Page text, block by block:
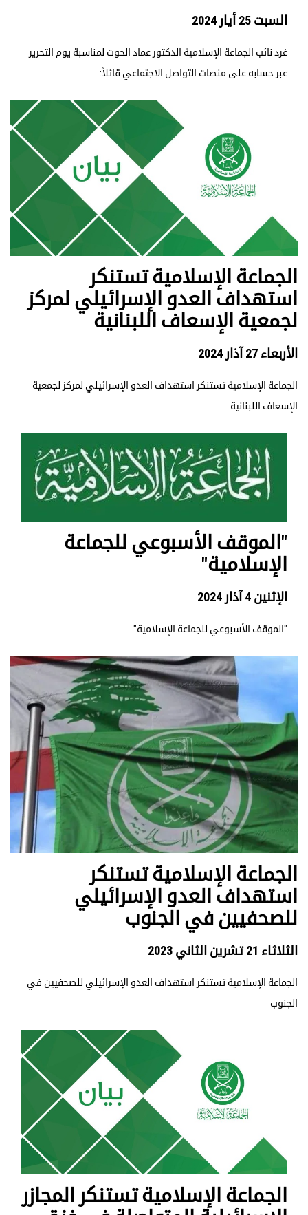
السبت 25 أيار 2024
غرد نائب الجماعة الإسلامية الدكتور عماد الحوت لمناسبة يوم التحرير
عبر حسابه على منصات التواصل الاجتماعي قائلاً:
الجماعة الإسلامية تستنكر
استهداف العدو الإسرائيلي لمركز
لجمعية الإسعاف اللبنانية
الأربعاء 27 آذار 2024
الجماعة الإسلامية تستنكر استهداف العدو الإسرائيلي لمركز لجمعية
الإسعاف اللبنانية
"الموقف الأسبوعي للجماعة
الإسلامية"
الإثنين 4 آذار 2024
"الموقف الأسبوعي للجماعة الإسلامية"
الجماعة الإسلامية تستنكر
استهداف العدو الإسرائيلي
للصحفيين في الجنوب
الثلاثاء 21 تشرين الثاني 2023
الجماعة الإسلامية تستنكر استهداف العدو الإسرائيلي للصحفيين في
الجنوب
الجماعة الإسلامية تستنكر المجازر